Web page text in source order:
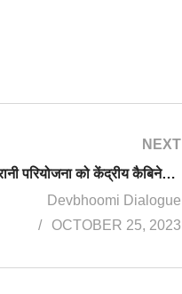
NEXT
जमरानी परियोजना को केंद्रीय कैबिनेट की मंजूरी, प्रोजेक्ट के लिए लगातार प्रयासरत हैं CM धामी
Devbhoomi Dialogue
OCTOBER 25, 2023